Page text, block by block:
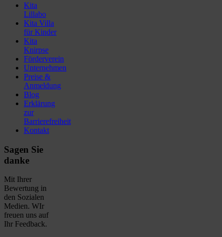
Kita
Lillabo
Kita Villa
für Kinder
Kita
Knirpse
Förderverein
Unternehmen
Preise &
Anmeldung
Blog
Erklärung
zur
Barrierefreiheit
Kontakt
Sagen Sie
danke
Mit Ihrer
Bewertung in
den Sozialen
Medien. WIr
freuen uns auf
Ihr Feedback.